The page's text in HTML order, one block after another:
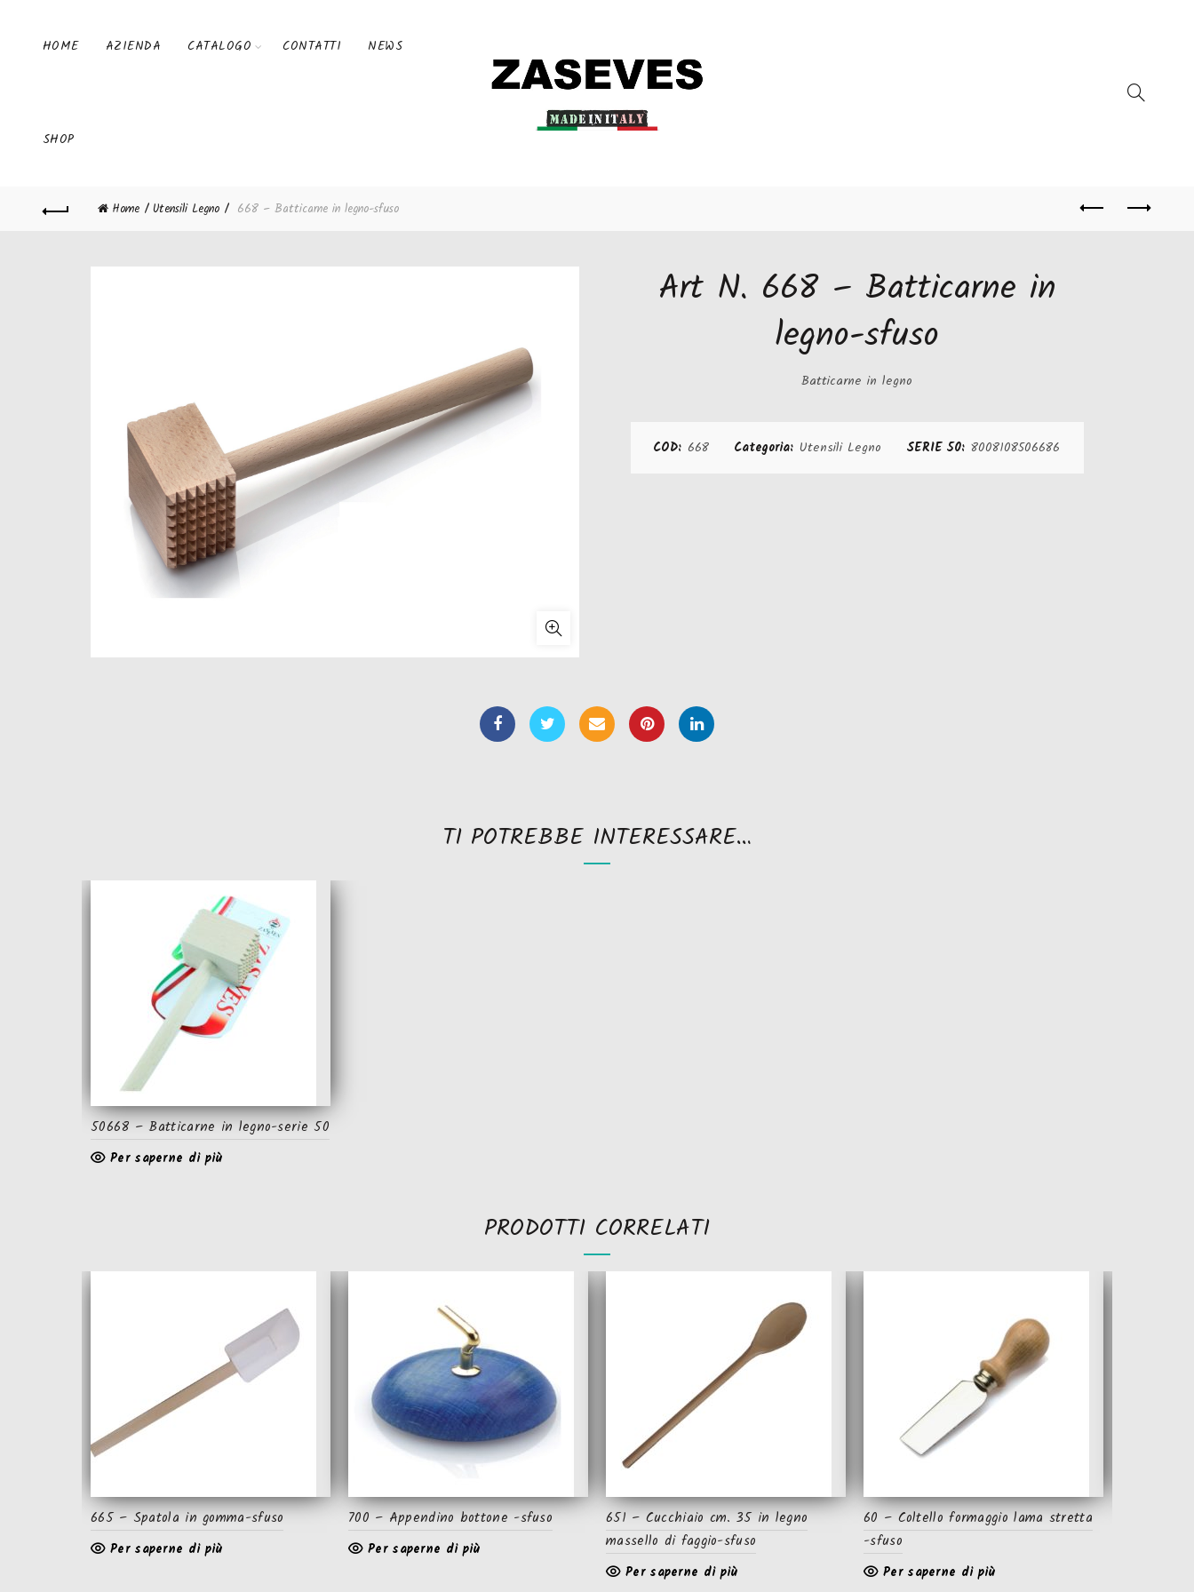
HOME AZIENDA CATALOGO CONTATTI NEWS
SHOP
Home Utensili Legno 668 – Batticarne in legno-sfuso
Art N. 668 – Batticarne in
legno-sfuso
Batticarne in legno
COD: 668 Categoria: Utensili Legno SERIE 50: 8008108506686
TI POTREBBE INTERESSARE…
50668 – Batticarne in legno-serie 50
Per saperne di più
PRODOTTI CORRELATI
665 – Spatola in gomma-sfuso
Per saperne di più
700 – Appendino bottone -sfuso
Per saperne di più
651 – Cucchiaio cm. 35 in legno
massello di faggio-sfuso
Per saperne di più
60 – Coltello formaggio lama stretta
-sfuso
Per saperne di più